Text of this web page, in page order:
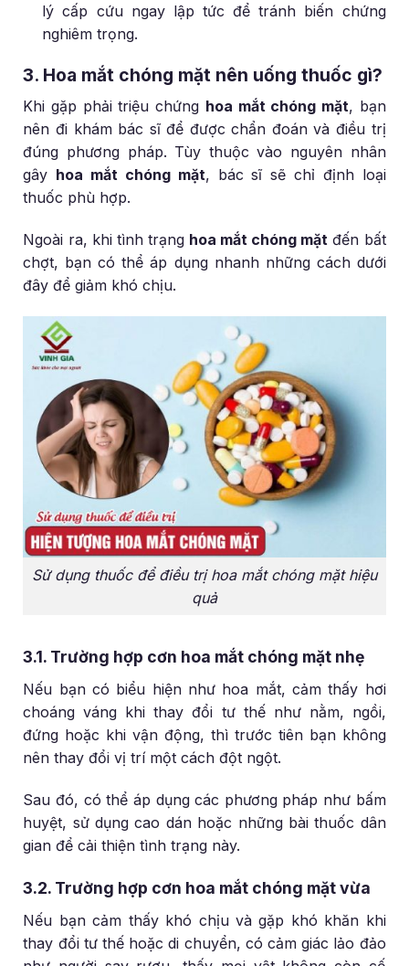
lý cấp cứu ngay lập tức để tránh biến chứng
nghiêm trọng.
3. Hoa mắt chóng mặt nên uống thuốc gì?
Khi gặp phải triệu chứng hoa mắt chóng mặt, bạn
nên đi khám bác sĩ để được chẩn đoán và điều trị
đúng phương pháp. Tùy thuộc vào nguyên nhân
gây hoa mắt chóng mặt, bác sĩ sẽ chỉ định loại
thuốc phù hợp.
Ngoài ra, khi tình trạng hoa mắt chóng mặt đến bất
chợt, bạn có thể áp dụng nhanh những cách dưới
đây để giảm khó chịu.
Sử dụng thuốc để điều trị hoa mắt chóng mặt hiệu
quả
3.1. Trường hợp cơn hoa mắt chóng mặt nhẹ
Nếu bạn có biểu hiện như hoa mắt, cảm thấy hơi
choáng váng khi thay đổi tư thế như nằm, ngồi,
đứng hoặc khi vận động, thì trước tiên bạn không
nên thay đổi vị trí một cách đột ngột.
Sau đó, có thể áp dụng các phương pháp như bấm
huyệt, sử dụng cao dán hoặc những bài thuốc dân
gian để cải thiện tình trạng này.
3.2. Trường hợp cơn hoa mắt chóng mặt vừa
Nếu bạn cảm thấy khó chịu và gặp khó khăn khi
thay đổi tư thế hoặc di chuyển, có cảm giác lảo đảo